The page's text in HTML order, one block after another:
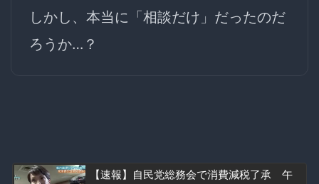
しかし、本当に「相談だけ」だったのだ
ろうか…？
【速報】自民党総務会で消費減税了承 午